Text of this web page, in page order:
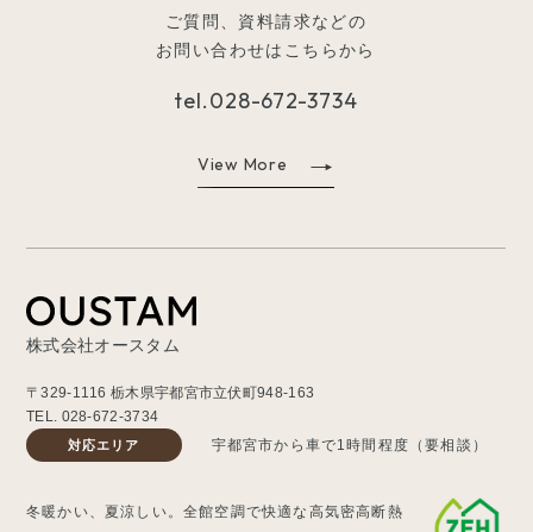
ご質問、資料請求などの
お問い合わせはこちらから
tel.028-672-3734
View More
株式会社オースタム
〒329-1116 栃木県宇都宮市立伏町948-163
TEL. 028-672-3734
対応エリア 宇都宮市から車で1時間程度（要相談）
冬暖かい、夏涼しい。全館空調で快適な高気密高断熱